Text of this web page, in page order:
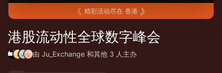
精彩活动尽在 香港
港股流动性全球数字峰会
由 Ju_Exchange 和其他 3 人主办